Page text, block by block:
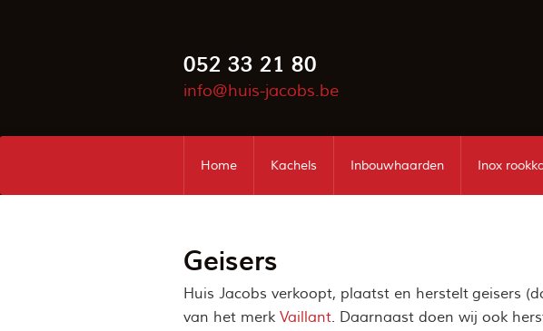
052 33 21 80
info@huis-jacobs.be
Home Kachels Inbouwhaarden Inox
Geisers
Huis Jacobs verkoopt, plaatst en herstelt geisers
van het merk Vaillant. Daarnaast doen wij ook